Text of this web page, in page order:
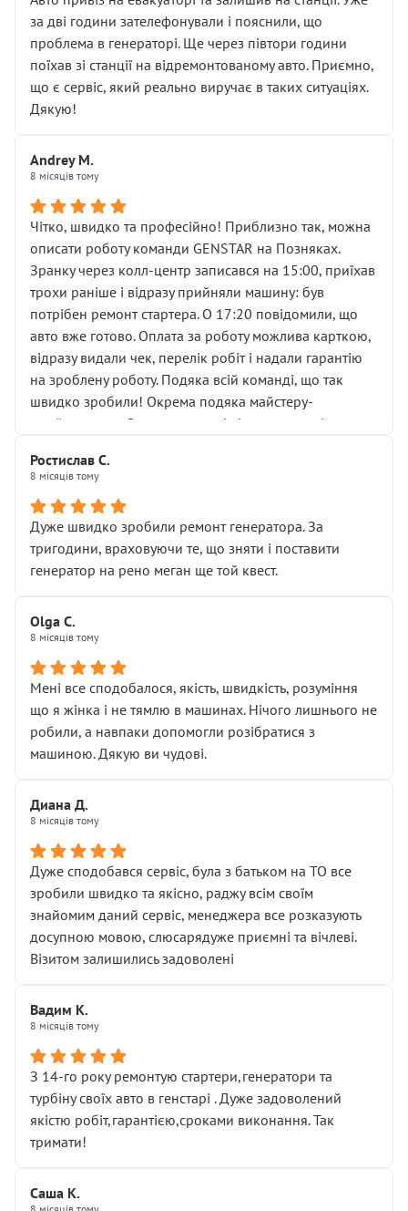
чіткого пояснення
( ну все зняли та доробили) дякую!
Окремий момент, який виглядає абсурдно:
мені заявили, що бачок гальмівної рідини потрібно
міняти разом із головним гальмівним циліндром у
Для людини, яка хоча б трохи розуміється на техніці,
це звучить як мінімум непрофесійно, а як максимум —
спроба продати дорогий вузол замість елементарних
ущільнювачів.
Що прикро — це не перший мій візит. Раніше міняв у
вас стартер, і тоді сервіс наче справив хороше
враження. Але згодом знайшов декілька гайок під
лобовим склом. Мені пояснили, що це “старі гайки, які
відкручували”, і попросили не хвилюватися. ( надіюсь
новий власник, не застяг в полі))
Але після нинішнього візиту такі дрібниці вже не
здаються дрібницями.
Я — клієнт, який працює на довірі, і саме її цей сервіс
Хотілося б більше:
• належної уваги до авто
• прозорості в роботах і рахунках
• реальної діагностики, а не формального
“подивились і поїхав”
На жаль, складається враження, що сервіс працює не
Стосовно комунікації - все добре
за дві години зателефонували і пояснили, що
проблема в генераторі. Ще через півтори години
поїхав зі станції на відремонтованому авто. Приємно,
що є сервіс, який реально виручає в таких ситуаціях.
Дякую!
Andrey M.
8 місяців тому
Чітко, швидко та професійно! Приблизно так, можна
описати роботу команди GENSTAR на Позняках.
Зранку через колл-центр записався на 15:00, приїхав
трохи раніше і відразу прийняли машину: був
потрібен ремонт стартера. О 17:20 повідомили, що
авто вже готово. Оплата за роботу можлива карткою,
відразу видали чек, перелік робіт і надали гарантію
на зроблену роботу. Подяка всій команді, що так
швидко зробили! Окрема подяка майстеру-
приймальнику Олександру: всі чітко та по суті.
звертатися до цього автосервісу.
Ростислав С.
8 місяців тому
Дуже швидко зробили ремонт генератора. За
тригодини, враховуючи те, що зняти і поставити
генератор на рено меган ще той квест.
Olga С.
8 місяців тому
Мені все сподобалося, якість, швидкість, розуміння
що я жінка і не тямлю в машинах. Нічого лишнього не
робили, а навпаки допомогли розібратися з
машиною. Дякую ви чудові.
Диана Д.
8 місяців тому
Дуже сподобався сервіс, була з батьком на ТО все
зробили швидко та якісно, раджу всім своїм
знайомим даний сервіс, менеджера все розказують
досупною мовою, слюсарядуже приємні та вічлеві.
Візитом залишились задоволені
Вадим К.
8 місяців тому
З 14-го року ремонтую стартери,генератори та
турбіну своїх авто в генстарі . Дуже задоволений
якістю робіт,гарантією,сроками виконання. Так
тримати!
Саша К.